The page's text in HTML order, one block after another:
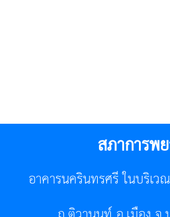
สภาการพ
อาคารนครินทรศรี ในบริเว